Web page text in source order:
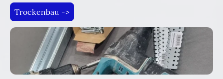
Trockenbau ->